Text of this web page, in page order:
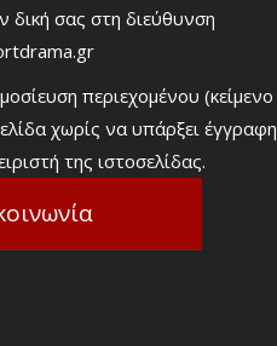
δική σας στη διεύθυνση
περιεχομένου (κείμενο
χωρίς να υπάρξει έγγραφη
της ιστοσελίδας.